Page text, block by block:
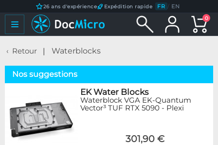
26 ans d'expérience Expédition rapide FR / EN
0
Retour Waterblocks
Nos suggestions
EK Water Blocks
Waterblock VGA EK-Quantum
Vector³ TUF RTX 5090 - Plexi
301,90 €